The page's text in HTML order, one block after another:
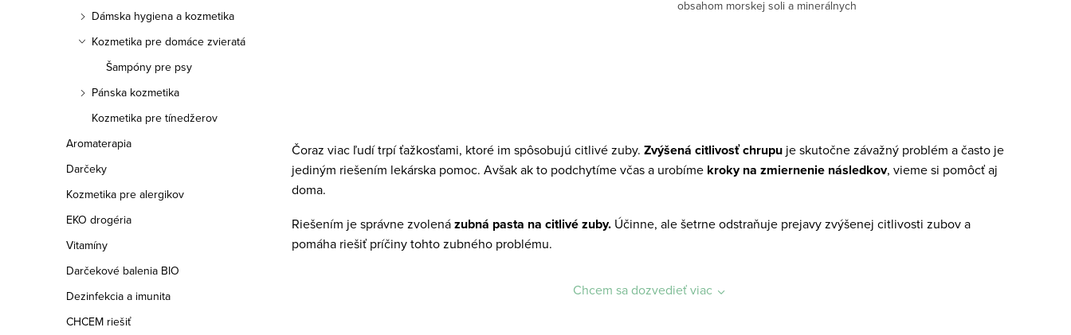
Dámska hygiena a kozmetika
Kozmetika pre domáce zvieratá
Šampóny pre psy
Pánska kozmetika
Kozmetika pre tínedžerov
Aromaterapia
Darčeky
Kozmetika pre alergikov
EKO drogéria
Vitamíny
Darčekové balenia BIO
Dezinfekcia a imunita
CHCEM riešiť
obsahom morskej soli a minerálnych
v
l
á
d
a
Čoraz viac ľudí trpí ťažkosťami, ktoré im spôsobujú citlivé zuby. Zvýšená citlivosť chrupu je skutočne závažný problém a často je
jediným riešením lekárska pomoc. Avšak ak to podchytíme včas a urobíme kroky na zmiernenie následkov, vieme si pomôcť aj
doma.
Riešením je správne zvolenázubná pasta na citlivé zuby. Účinne, ale šetrne odstraňuje prejavy zvýšenej citlivosti zubov a
pomáha riešiť príčiny tohto zubného problému.
Chcem sa dozvedieť viac